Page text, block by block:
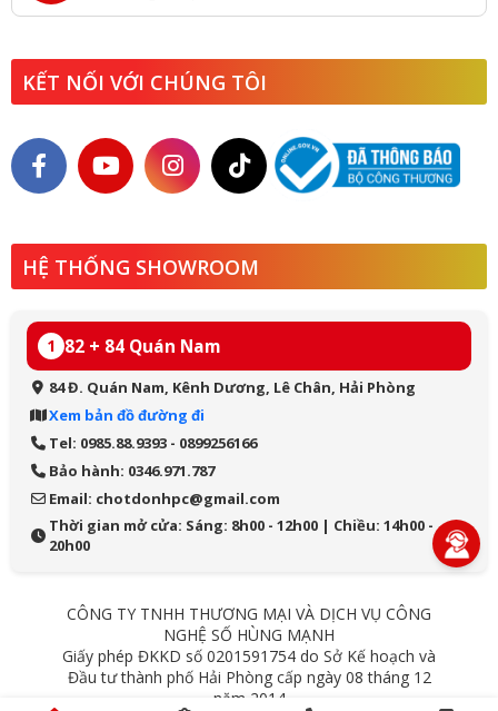
KẾT NỐI VỚI CHÚNG TÔI
HỆ THỐNG SHOWROOM
1 82 + 84 Quán Nam
84 Đ. Quán Nam, Kênh Dương, Lê Chân, Hải Phòng
Xem bản đồ đường đi
Tel: 0985.88.9393 - 0899256166
Bảo hành: 0346.971.787
Email: chotdonhpc@gmail.com
Thời gian mở cửa: Sáng: 8h00 - 12h00 | Chiều: 14h00 -
20h00
CÔNG TY TNHH THƯƠNG MẠI VÀ DỊCH VỤ CÔNG
NGHỆ SỐ HÙNG MẠNH
Giấy phép ĐKKD số 0201591754 do Sở Kế hoạch và
Đầu tư thành phố Hải Phòng cấp ngày 08 tháng 12
năm 2014